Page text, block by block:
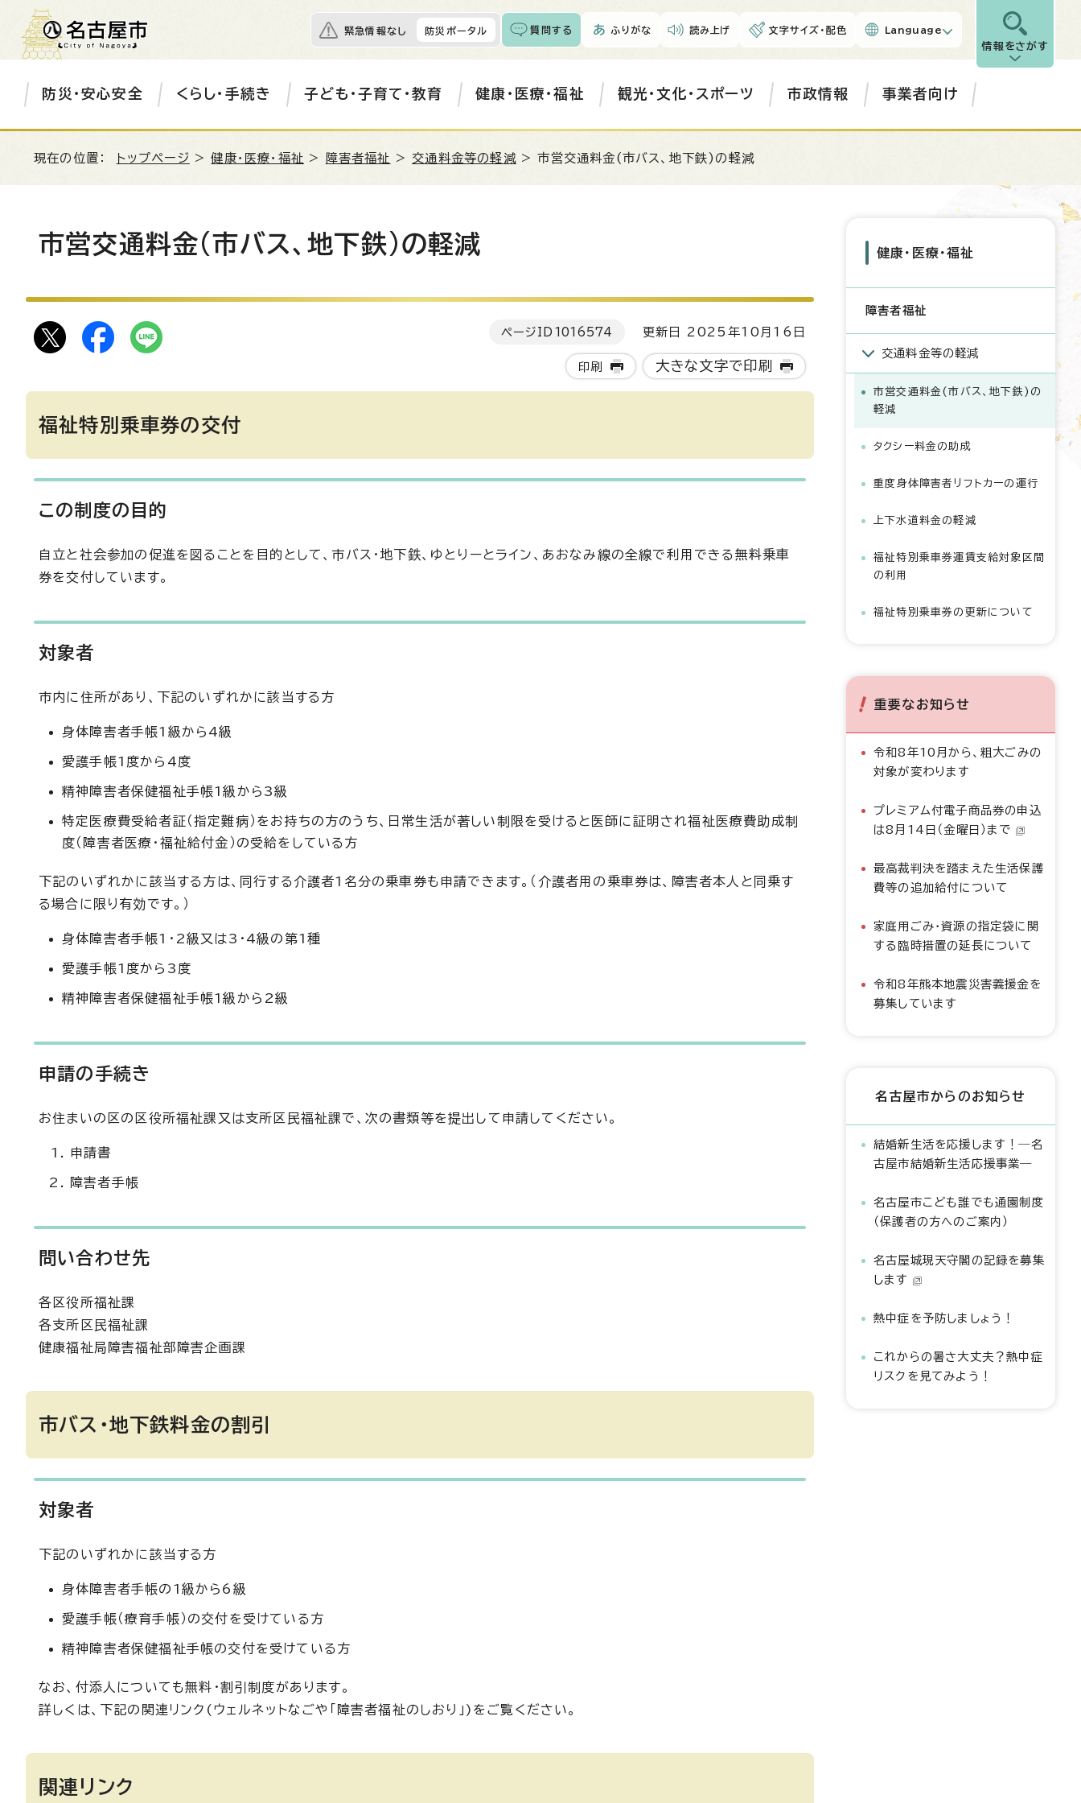
緊急情報なし 防災ポータル 質問する ふりがな 読み上げ 文字サイズ・配色 Language
情報をさがす
防災・安心安全 くらし・手続き 子ども・子育て・教育 健康・医療・福祉 観光・文化・スポーツ 市政情報 事業者向け
現在の位置： トップページ >健康・医療・福祉 > 障害者福祉 > 交通料金等の軽減> 市営交通料金(市バス、地下鉄)の軽減
市営交通料金(市バス、地下鉄)の軽減
ページID 1016574 更新日 2025年10月16日
印刷 大きな文字で印刷
福祉特別乗車券の交付
この制度の目的
自立と社会参加の促進を図ることを目的として、市バス・地下鉄、ゆとりーとライン、あおなみ線の全線で利用できる無料乗車
券を交付しています。
対象者
市内に住所があり、下記のいずれかに該当する方
身体障害者手帳1級から4級
愛護手帳1度から4度
精神障害者保健福祉手帳1級から3級
特定医療費受給者証（指定難病）をお持ちの方のうち、日常生活が著しい制限を受けると医師に証明され福祉医療費助成制
度（障害者医療・福祉給付金）の受給をしている方
下記のいずれかに該当する方は、同行する介護者1名分の乗車券も申請できます。（介護者用の乗車券は、障害者本人と同乗す
る場合に限り有効です。）
身体障害者手帳1・2級又は3・4級の第1種
愛護手帳1度から3度
精神障害者保健福祉手帳1級から2級
申請の手続き
お住まいの区の区役所福祉課又は支所区民福祉課で、次の書類等を提出して申請してください。
申請書
障害者手帳
問い合わせ先
各区役所福祉課
各支所区民福祉課
健康福祉局障害福祉部障害企画課
市バス・地下鉄料金の割引
対象者
下記のいずれかに該当する方
身体障害者手帳の1級から6級
愛護手帳（療育手帳）の交付を受けている方
精神障害者保健福祉手帳の交付を受けている方
なお、付添人についても無料・割引制度があります。
詳しくは、下記の関連リンク(ウェルネットなごや「障害者福祉のしおり」)をご覧ください。
関連リンク
健康・医療・福祉
障害者福祉
交通料金等の軽減
市営交通料金(市バス、地下鉄)の
軽減
タクシー料金の助成
重度身体障害者リフトカーの運行
上下水道料金の軽減
福祉特別乗車券運賃支給対象区間
の利用
福祉特別乗車券の更新について
重要なお知らせ
令和8年10月から、粗大ごみの
対象が変わります
プレミアム付電子商品券の申込
は8月14日（金曜日）まで
最高裁判決を踏まえた生活保護
費等の追加給付について
家庭用ごみ・資源の指定袋に関
する臨時措置の延長について
令和8年熊本地震災害義援金を
募集しています
名古屋市からのお知らせ
結婚新生活を応援します！―名
古屋市結婚新生活応援事業―
名古屋市こども誰でも通園制度
（保護者の方へのご案内）
名古屋城現天守閣の記録を募集
します
熱中症を予防しましょう！
これからの暑さ大丈夫？熱中症
リスクを見てみよう！